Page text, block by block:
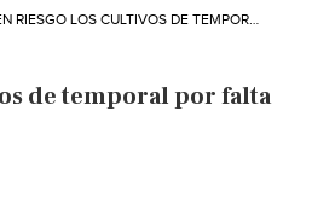
de temporal por falta